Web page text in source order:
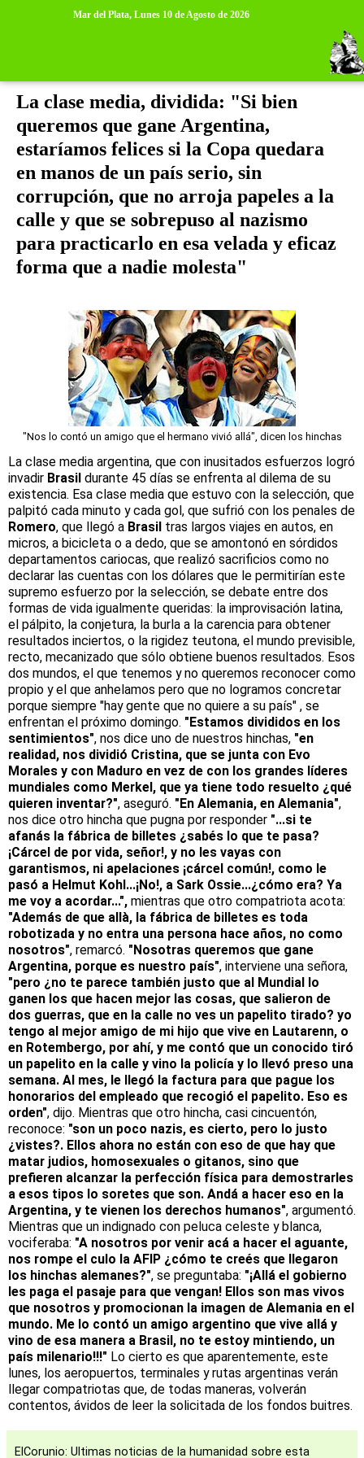
Mar del Plata, Lunes 10 de Agosto de 2026
La clase media, dividida: "Si bien
queremos que gane Argentina,
estaríamos felices si la Copa quedara
en manos de un país serio, sin
corrupción, que no arroja papeles a la
calle y que se sobrepuso al nazismo
para practicarlo en esa velada y eficaz
forma que a nadie molesta"
"Nos lo contó un amigo que el hermano vivió allá", dicen los hinchas
La clase media argentina, que con inusitados esfuerzos logró
invadir Brasil durante 45 días se enfrenta al dilema de su
existencia. Esa clase media que estuvo con la selección, que
palpitó cada minuto y cada gol, que sufrió con los penales de
Romero, que llegó a Brasil tras largos viajes en autos, en
micros, a bicicleta o a dedo, que se amontonó en sórdidos
departamentos cariocas, que realizó sacrificios como no
declarar las cuentas con los dólares que le permitirían este
supremo esfuerzo por la selección, se debate entre dos
formas de vida igualmente queridas: la improvisación latina,
el pálpito, la conjetura, la burla a la carencia para obtener
resultados inciertos, o la rigidez teutona, el mundo previsible,
recto, mecanizado que sólo obtiene buenos resultados. Esos
dos mundos, el que tenemos y no queremos reconocer como
propio y el que anhelamos pero que no logramos concretar
porque siempre "hay gente que no quiere a su país" , se
enfrentan el próximo domingo. "Estamos divididos en los
sentimientos", nos dice uno de nuestros hinchas, "en
realidad, nos dividió Cristina, que se junta con Evo
Morales y con Maduro en vez de con los grandes líderes
mundiales como Merkel, que ya tiene todo resuelto ¿qué
quieren inventar?", aseguró. "En Alemania, en Alemania",
nos dice otro hincha que pugna por responder "...si te
afanás la fábrica de billetes ¿sabés lo que te pasa?
¡Cárcel de por vida, señor!, y no les vayas con
garantismos, ni apelaciones ¡cárcel común!, como le
pasó a Helmut Kohl...¡No!, a Sark Ossie...¿cómo era? Ya
me voy a acordar...", mientras que otro compatriota acota:
"Además de que allà, la fábrica de billetes es toda
robotizada y no entra una persona hace años, no como
nosotros", remarcó. "Nosotras queremos que gane
Argentina, porque es nuestro país", interviene una señora,
"pero ¿no te parece también justo que al Mundial lo
ganen los que hacen mejor las cosas, que salieron de
dos guerras, que en la calle no ves un papelito tirado? yo
tengo al mejor amigo de mi hijo que vive en Lautarenn, o
en Rotembergo, por ahí, y me contó que un conocido tiró
un papelito en la calle y vino la policía y lo llevó preso una
semana. Al mes, le llegó la factura para que pague los
honorarios del empleado que recogió el papelito. Eso es
orden", dijo. Mientras que otro hincha, casi cincuentón,
reconoce: "son un poco nazis, es cierto, pero lo justo
¿vistes?. Ellos ahora no están con eso de que hay que
matar judios, homosexuales o gitanos, sino que
prefieren alcanzar la perfección física para demostrarles
a esos tipos lo soretes que son. Andá a hacer eso en la
Argentina, y te vienen los derechos humanos", argumentó.
Mientras que un indignado con peluca celeste y blanca,
vociferaba: "A nosotros por venir acá a hacer el aguante,
nos rompe el culo la AFIP ¿cómo te creés que llegaron
los hinchas alemanes?", se preguntaba: "¡Allá el gobierno
les paga el pasaje para que vengan! Ellos son mas vivos
que nosotros y promocionan la imagen de Alemania en el
mundo. Me lo contó un amigo argentino que vive allá y
vino de esa manera a Brasil, no te estoy mintiendo, un
país milenario!!!" Lo cierto es que aparentemente, este
lunes, los aeropuertos, terminales y rutas argentinas verán
llegar compatriotas que, de todas maneras, volverán
contentos, ávidos de leer la solicitada de los fondos buitres.
ElCorunio: Ultimas noticias de la humanidad sobre esta